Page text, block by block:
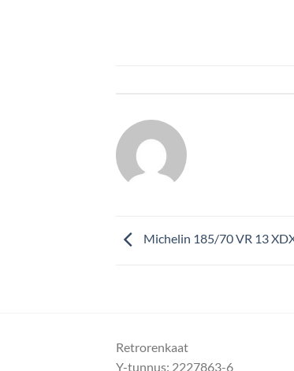
Michelin 185/70 VR 13
Retrorenkaat
Y-tunnus: 2227863-6